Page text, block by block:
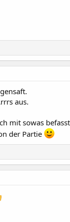
aus.
mit sowas
der Partie